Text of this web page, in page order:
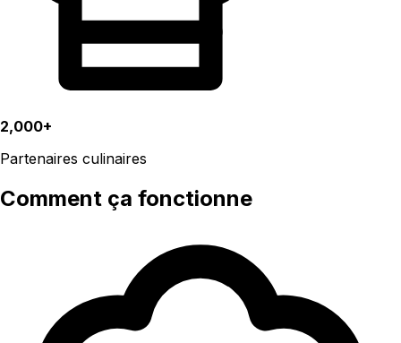
2,000+
Partenaires culinaires
Comment ça fonctionne